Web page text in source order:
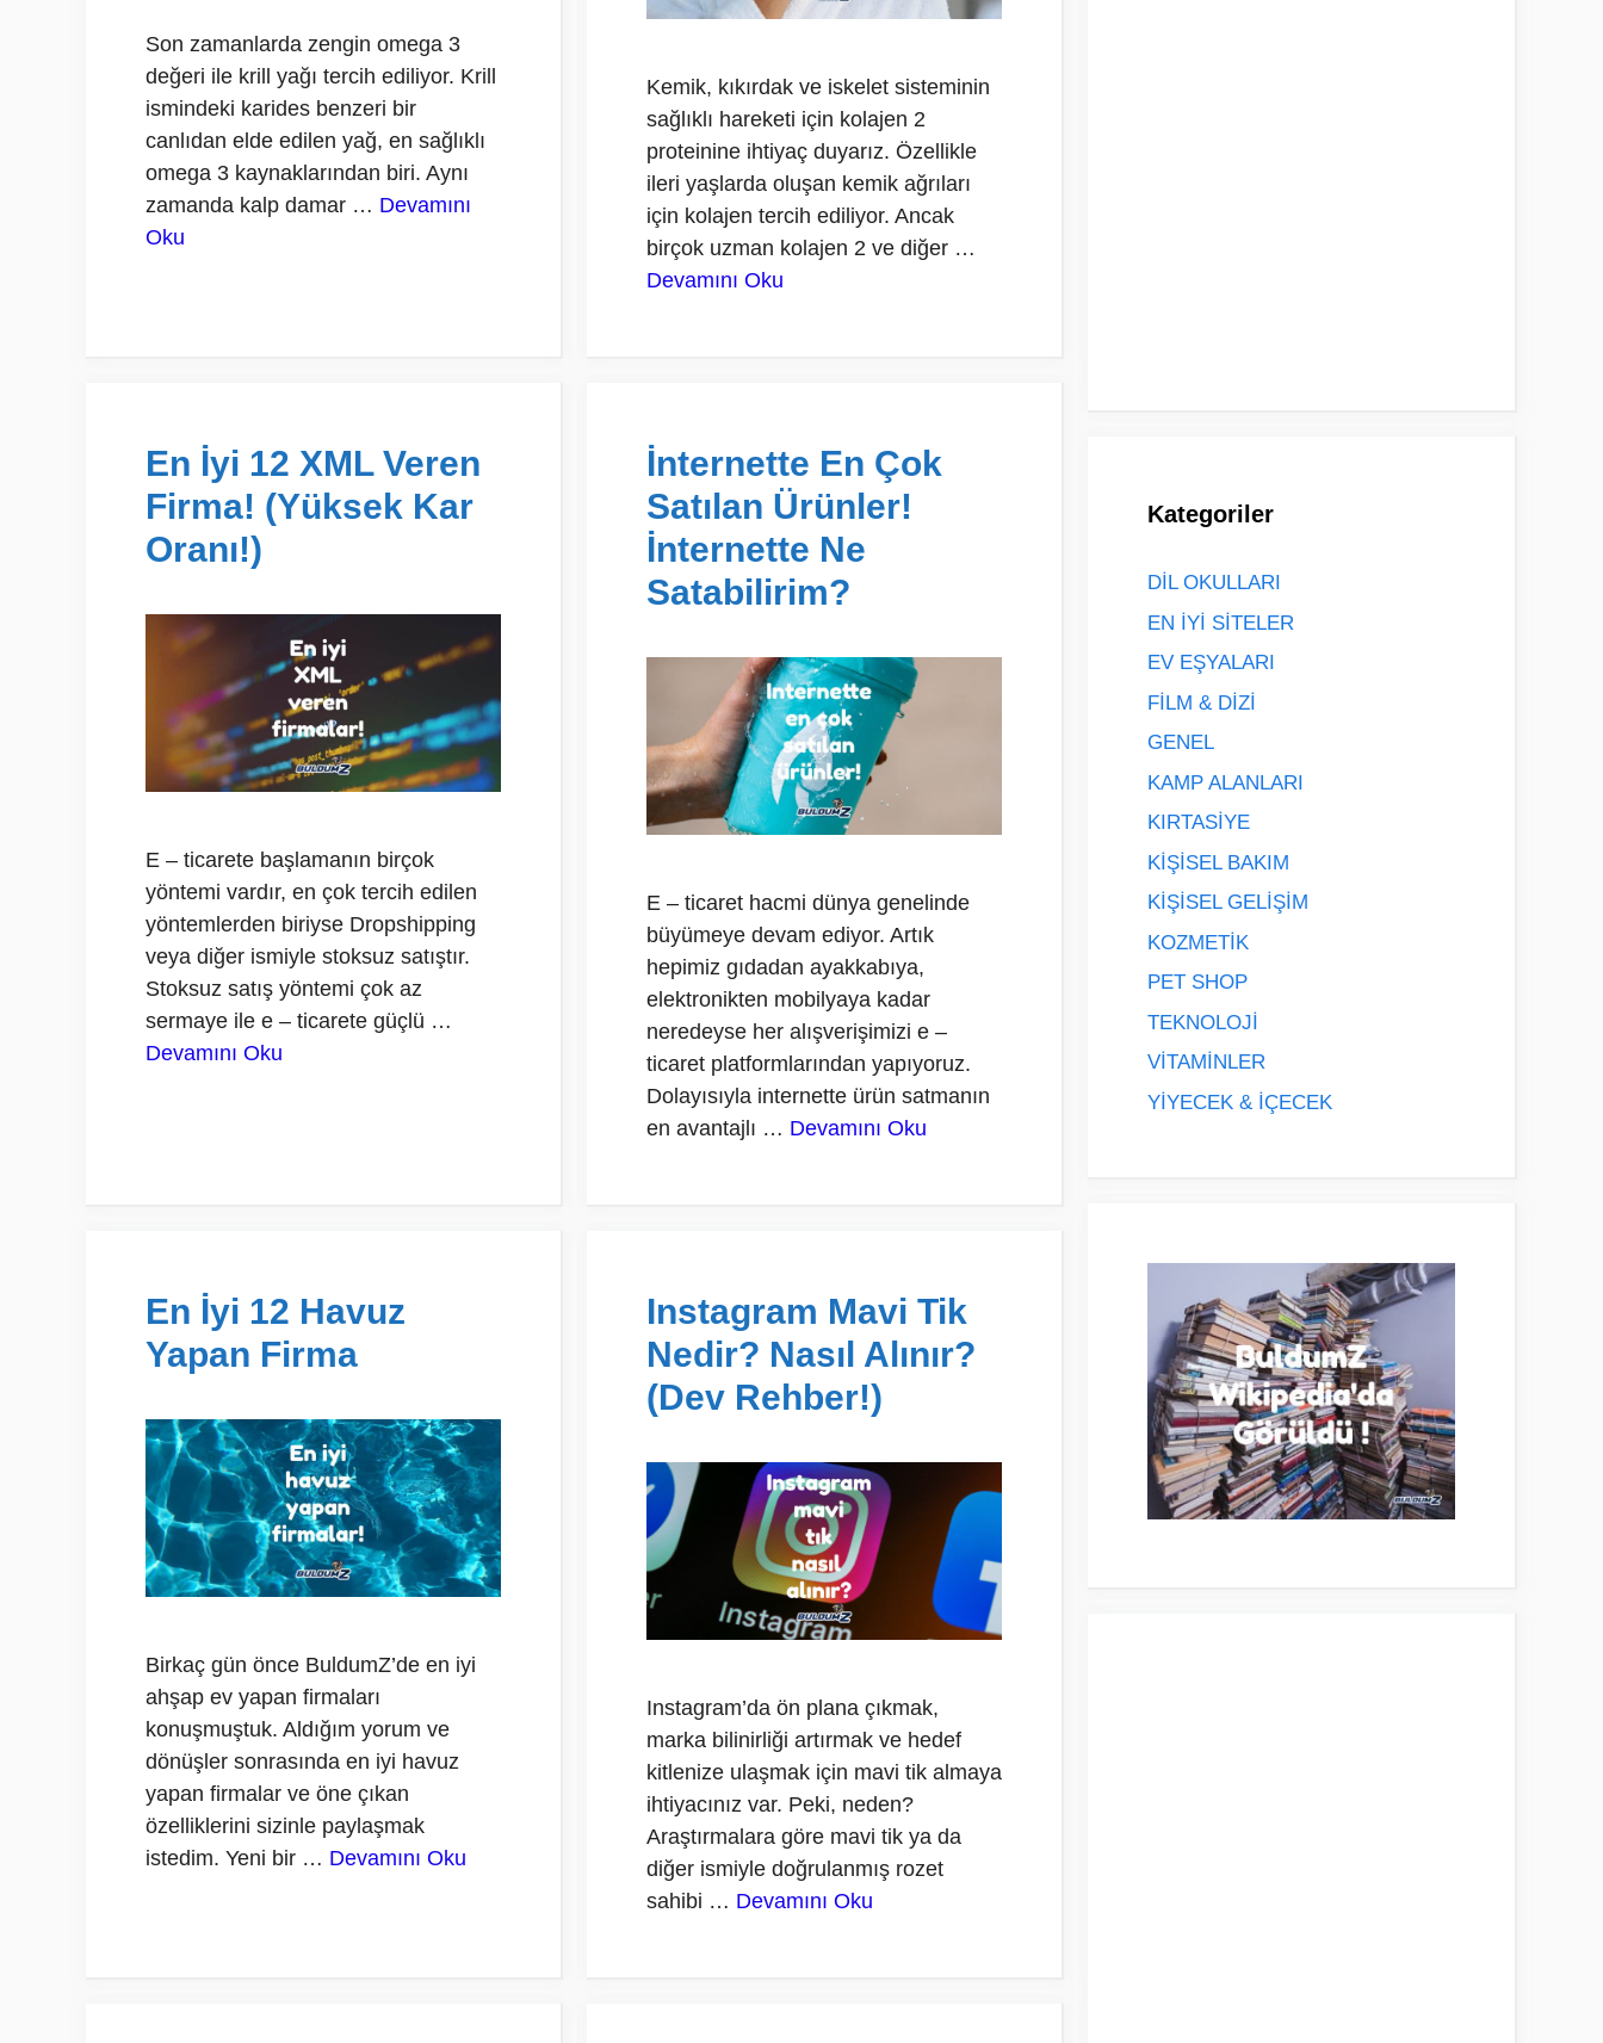
Son zamanlarda zengin omega 3
değeri ile krill yağı tercih ediliyor. Krill
ismindeki karides benzeri bir
canlıdan elde edilen yağ, en sağlıklı
omega 3 kaynaklarından biri. Aynı
zamanda kalp damar … Devamını
Oku
Kemik, kıkırdak ve iskelet sisteminin
sağlıklı hareketi için kolajen 2
proteinine ihtiyaç duyarız. Özellikle
ileri yaşlarda oluşan kemik ağrıları
için kolajen tercih ediliyor. Ancak
birçok uzman kolajen 2 ve diğer …
Devamını Oku
En İyi 12 XML Veren
Firma! (Yüksek Kar
Oranı!)
E – ticarete başlamanın birçok
yöntemi vardır, en çok tercih edilen
yöntemlerden biriyse Dropshipping
veya diğer ismiyle stoksuz satıştır.
Stoksuz satış yöntemi çok az
sermaye ile e – ticarete güçlü …
Devamını Oku
İnternette En Çok
Satılan Ürünler!
İnternette Ne
Satabilirim?
E – ticaret hacmi dünya genelinde
büyümeye devam ediyor. Artık
hepimiz gıdadan ayakkabıya,
elektronikten mobilyaya kadar
neredeyse her alışverişimizi e –
ticaret platformlarından yapıyoruz.
Dolayısıyla internette ürün satmanın
en avantajlı … Devamını Oku
En İyi 12 Havuz
Yapan Firma
Birkaç gün önce BuldumZ’de en iyi
ahşap ev yapan firmaları
konuşmuştuk. Aldığım yorum ve
dönüşler sonrasında en iyi havuz
yapan firmalar ve öne çıkan
özelliklerini sizinle paylaşmak
istedim. Yeni bir … Devamını Oku
Instagram Mavi Tik
Nedir? Nasıl Alınır?
(Dev Rehber!)
Instagram’da ön plana çıkmak,
marka bilinirliği artırmak ve hedef
kitlenize ulaşmak için mavi tik almaya
ihtiyacınız var. Peki, neden?
Araştırmalara göre mavi tik ya da
diğer ismiyle doğrulanmış rozet
sahibi … Devamını Oku
Kategoriler
DİL OKULLARI
EN İYİ SİTELER
EV EŞYALARI
FİLM & DİZİ
GENEL
KAMP ALANLARI
KIRTASİYE
KİŞİSEL BAKIM
KİŞİSEL GELİŞİM
KOZMETİK
PET SHOP
TEKNOLOJİ
VİTAMİNLER
YİYECEK & İÇECEK